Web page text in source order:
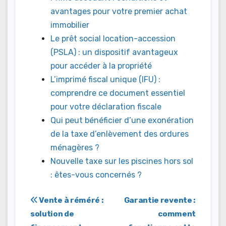
avantages pour votre premier achat
immobilier
Le prêt social location-accession
(PSLA) : un dispositif avantageux
pour accéder à la propriété
L’imprimé fiscal unique (IFU) :
comprendre ce document essentiel
pour votre déclaration fiscale
Qui peut bénéficier d’une exonération
de la taxe d’enlèvement des ordures
ménagères ?
Nouvelle taxe sur les piscines hors sol
: êtes-vous concernés ?
Navigation
Garantie revente :
comment
Vente à réméré :
solution de